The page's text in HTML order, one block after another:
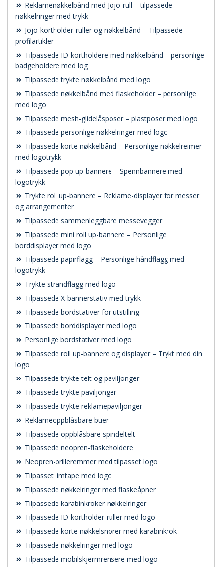
Reklamenøkkelbånd med Jojo-rull – tilpassede
nøkkelringer med trykk
Jojo-kortholder-ruller og nøkkelbånd – Tilpassede
profilartikler
Tilpassede ID-kortholdere med nøkkelbånd – personlige
badgeholdere med log
Tilpassede trykte nøkkelbånd med logo
Tilpassede nøkkelbånd med flaskeholder – personlige
med logo
Tilpassede mesh-glidelåsposer – plastposer med logo
Tilpassede personlige nøkkelringer med logo
Tilpassede korte nøkkelbånd – Personlige nøkkelreimer
med logotrykk
Tilpassede pop up-bannere – Spennbannere med
logotrykk
Trykte roll up-bannere – Reklame-displayer for messer
og arrangementer
Tilpassede sammenleggbare messevegger
Tilpassede mini roll up-bannere – Personlige
borddisplayer med logo
Tilpassede papirflagg – Personlige håndflagg med
logotrykk
Trykte strandflagg med logo
Tilpassede X-bannerstativ med trykk
Tilpassede bordstativer for utstilling
Tilpassede borddisplayer med logo
Personlige bordstativer med logo
Tilpassede roll up-bannere og displayer – Trykt med din
logo
Tilpassede trykte telt og paviljonger
Tilpassede trykte paviljonger
Tilpassede trykte reklamepaviljonger
Reklameoppblåsbare buer
Tilpassede oppblåsbare spindeltelt
Tilpassede neopren-flaskeholdere
Neopren-brilleremmer med tilpasset logo
Tilpasset limtape med logo
Tilpassede nøkkelringer med flaskeåpner
Tilpassede karabinkroker-nøkkelringer
Tilpassede ID-kortholder-ruller med logo
Tilpassede korte nøkkelsnorer med karabinkrok
Tilpassede nøkkelringer med logo
Tilpassede mobilskjermrensere med logo